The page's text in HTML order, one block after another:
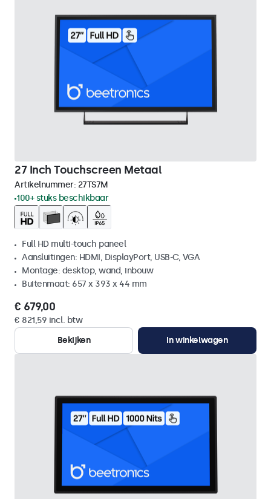
27 Inch Touchscreen Metaal
Artikelnummer: 27TS7M
100+ stuks beschikbaar
Full HD multi-touch paneel
Aansluitingen: HDMI, DisplayPort, USB-C, VGA
Montage: desktop, wand, inbouw
Buitenmaat: 657 x 393 x 44 mm
€ 679,00
€ 821,59 incl. btw
Bekijken
In winkelwagen